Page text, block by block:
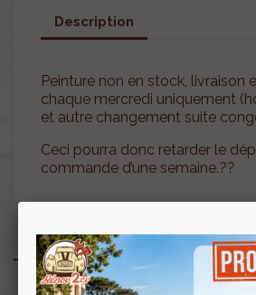
Description
Peinture non en stock, livraison
chaque mercredi uniquement
et autre changement suite
Ceci pourra donc retarder le
commande d’une semaine.??
Produits